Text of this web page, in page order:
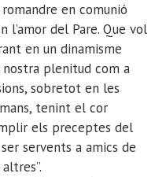
en comunió
l’amor del Pare. Que vol
en un dinamisme
plenitud com a
sobretot en les
tenint el cor
els preceptes del
servents a amics de